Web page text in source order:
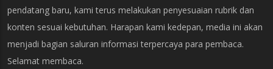
pendatang baru, kami terus melakukan penyesuaian rubrik dan
konten sesuai kebutuhan. Harapan kami kedepan, media ini akan
menjadi bagian saluran informasi terpercaya para pembaca.
Selamat membaca.